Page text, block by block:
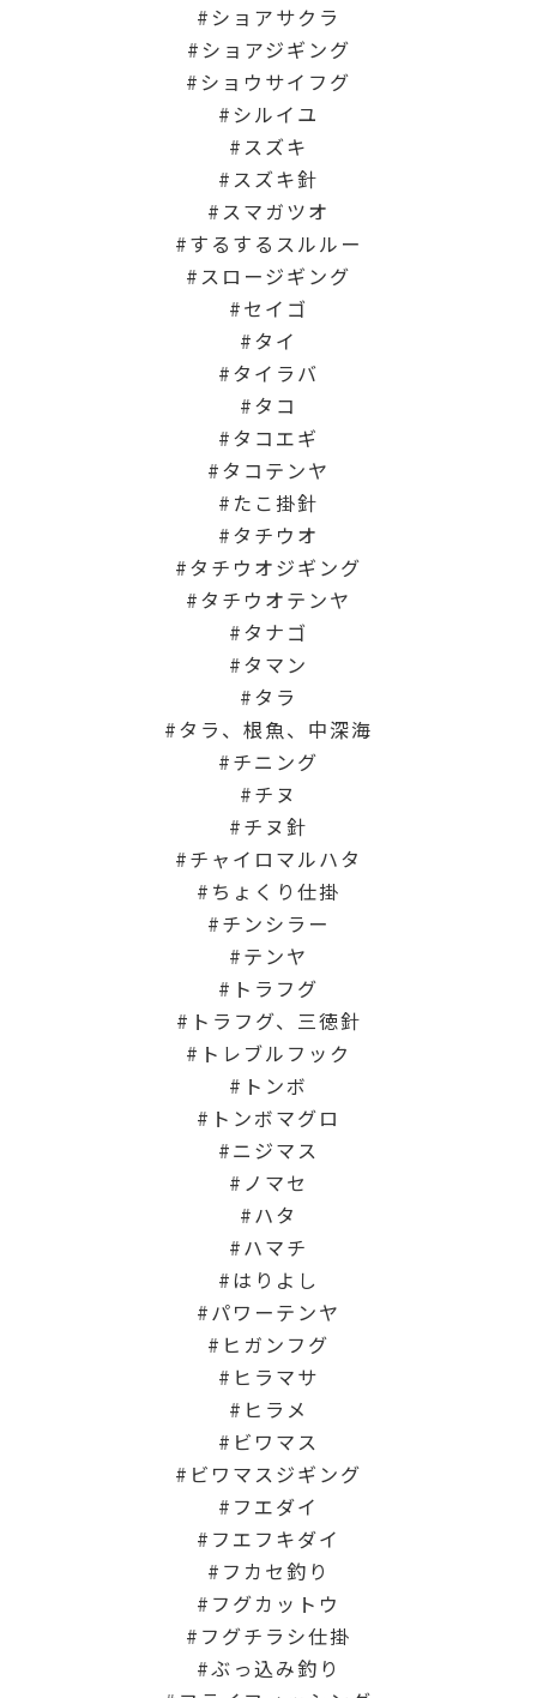
ショアサクラ
ショアジギング
ショウサイフグ
シルイユ
スズキ
スズキ針
スマガツオ
するするスルルー
スロージギング
セイゴ
タイ
タイラバ
タコ
タコエギ
タコテンヤ
たこ掛針
タチウオ
タチウオジギング
タチウオテンヤ
タナゴ
タマン
タラ
タラ、根魚、中深海
チニング
チヌ
チヌ針
チャイロマルハタ
ちょくり仕掛
チンシラー
テンヤ
トラフグ
トラフグ、三徳針
トレブルフック
トンボ
トンボマグロ
ニジマス
ノマセ
ハタ
ハマチ
はりよし
パワーテンヤ
ヒガンフグ
ヒラマサ
ヒラメ
ビワマス
ビワマスジギング
フエダイ
フエフキダイ
フカセ釣り
フグカットウ
フグチラシ仕掛
ぶっ込み釣り